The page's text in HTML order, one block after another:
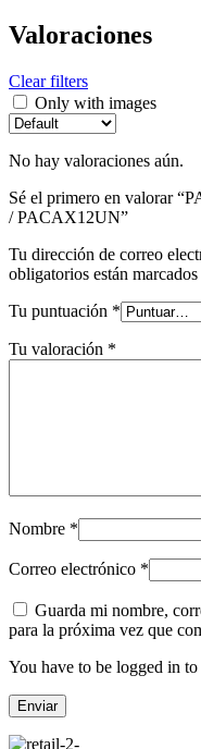
Valoraciones
Clear filters
Only with images
No hay valoraciones aún.
Sé el primero en valorar
/ PACAX12UN”
Tu dirección de correo
obligatorios están marcados
Tu puntuación *
Tu valoración *
Nombre *
Correo electrónico *
Guarda mi nombre,
para la próxima vez que
You have to be logged in